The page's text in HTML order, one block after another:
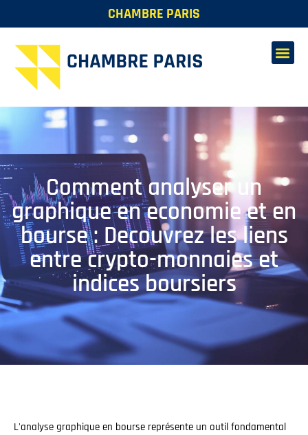
CHAMBRE PARIS
Comment analyser un
graphique en economie et en
bourse : Decouvrez les liens
entre crypto-monnaies et
indices boursiers
L'analyse graphique en bourse représente un outil fondamental